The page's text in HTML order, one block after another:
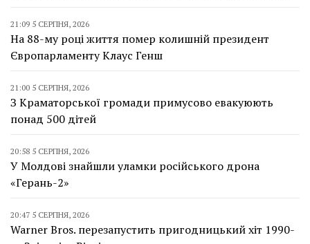
21:09 5 СЕРПНЯ, 2026
На 88-му році життя помер колишній президент
Європарламенту Клаус Генш
21:00 5 СЕРПНЯ, 2026
З Краматорської громади примусово евакуюють
понад 500 дітей
20:58 5 СЕРПНЯ, 2026
У Молдові знайшли уламки російського дрона
«Герань-2»
20:47 5 СЕРПНЯ, 2026
Warner Bros. перезапустить пригодницький хіт 1990-